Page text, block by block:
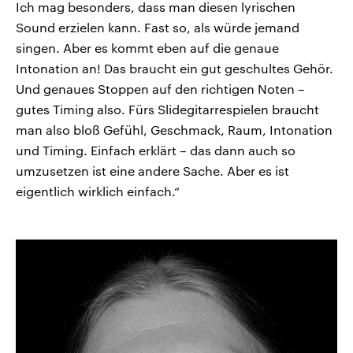
Ich mag besonders, dass man diesen lyrischen
Sound erzielen kann. Fast so, als würde jemand
singen. Aber es kommt eben auf die genaue
Intonation an! Das braucht ein gut geschultes Gehör.
Und genaues Stoppen auf den richtigen Noten –
gutes Timing also. Fürs Slidegitarrespielen braucht
man also bloß Gefühl, Geschmack, Raum, Intonation
und Timing. Einfach erklärt – das dann auch so
umzusetzen ist eine andere Sache. Aber es ist
eigentlich wirklich einfach.“